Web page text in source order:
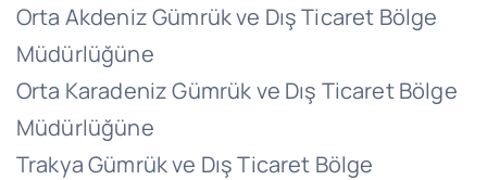
Orta Akdeniz Gümrük ve Dış Ticaret Bölge
Müdürlüğüne
Orta Karadeniz Gümrük ve Dış Ticaret Bölge
Müdürlüğüne
Trakya Gümrük ve Dış Ticaret Bölge